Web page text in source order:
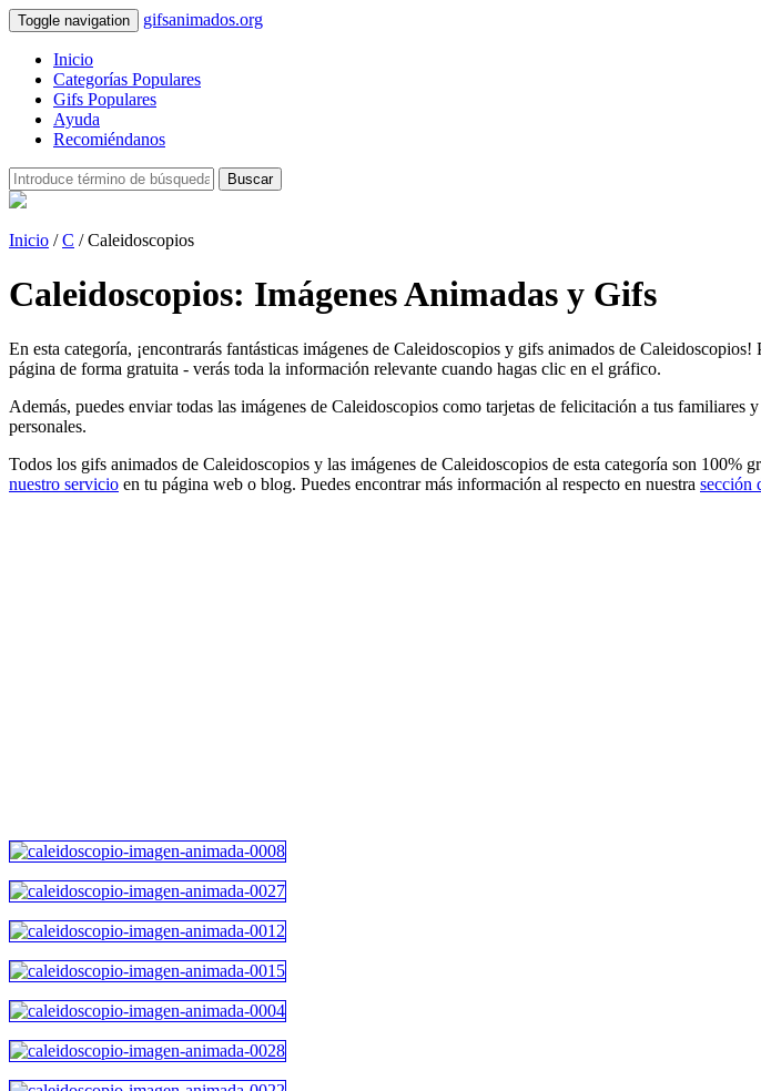
Toggle navigation gifsanimados.org
Inicio
Categorías Populares
Gifs Populares
Ayuda
Recomiéndanos
Buscar
Inicio /C / Caleidoscopios
Caleidoscopios: Imágenes Animadas y Gifs
En esta categoría, ¡encontrarás fantásticas imágenes de Caleidoscopios y gifs animados de
página de forma gratuita - verás toda la información relevante cuando hagas clic en el gráfico.
Además, puedes enviar todas las imágenes de Caleidoscopios como tarjetas de felicitación a tus
personales.
Todos los gifs animados de Caleidoscopios y las imágenes de Caleidoscopios de esta categoría son
nuestro servicio en tu página web o blog. Puedes encontrar más información al respecto en nuestra sección